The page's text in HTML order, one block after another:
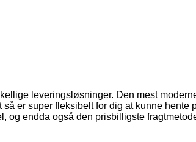
leveringsløsninger. Den mest
er super fleksibelt for dig at kunne hente
og endda også den prisbilligste